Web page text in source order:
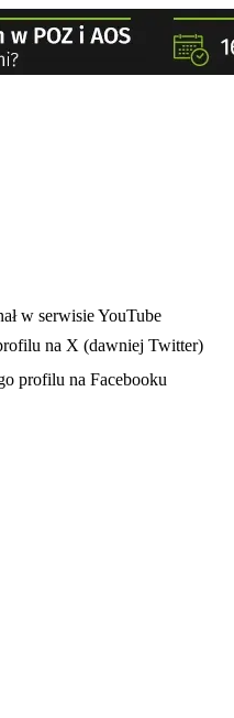
karcie
w serwisie YouTube
na X (dawniej Twitter)
karcie
profilu na Facebooku